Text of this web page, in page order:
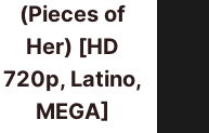
(Pieces of
Her) [HD
720p, Latino,
MEGA]